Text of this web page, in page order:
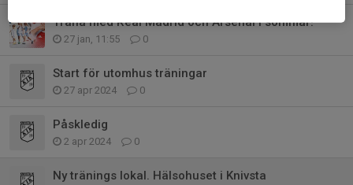
Träna med Real Madrid och Arsenal i sommar!
27 jan, 11:55 0
Start för utomhus träningar
27 apr 2024 0
Påskledig
2 apr 2024 0
Ny tränings lokal. Hälsohuset i Knivsta